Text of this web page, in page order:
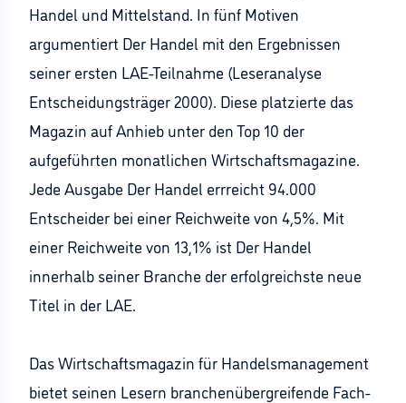
Handel und Mittelstand. In fünf Motiven
argumentiert Der Handel mit den Ergebnissen
seiner ersten LAE-Teilnahme (Leseranalyse
Entscheidungsträger 2000). Diese platzierte das
Magazin auf Anhieb unter den Top 10 der
aufgeführten monatlichen Wirtschaftsmagazine.
Jede Ausgabe Der Handel errreicht 94.000
Entscheider bei einer Reichweite von 4,5%. Mit
einer Reichweite von 13,1% ist Der Handel
innerhalb seiner Branche der erfolgreichste neue
Titel in der LAE.
Das Wirtschaftsmagazin für Handelsmanagement
bietet seinen Lesern branchenübergreifende Fach-